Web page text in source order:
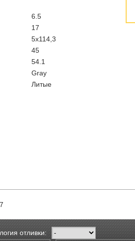
6.5
17
5x114,3
45
54.1
Gray
Литые
отливки: